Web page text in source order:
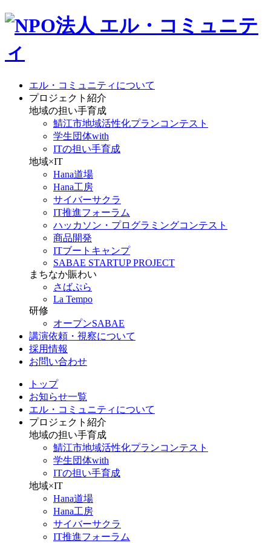
エル・コミュニティについて
プロジェクト紹介
地域の担い手育成
鯖江市地域活性化プランコンテスト
学生団体with
ITの担い手育成
地域×IT
Hana道場
Hana工房
サイバーサクラ
IT推進フォーラム
ハッカソン・プログラミングコンテスト
商品開発
ITブートキャンプ
SABAE STARTUP PROJECT
まちなか賑わい
さばぷら
La Tempo
研修
オープンSABAE
講演依頼・視察について
採用情報
お問い合わせ
トップ
お知らせ一覧
エル・コミュニティについて
プロジェクト紹介
地域の担い手育成
鯖江市地域活性化プランコンテスト
学生団体with
ITの担い手育成
地域×IT
Hana道場
Hana工房
サイバーサクラ
IT推進フォーラム